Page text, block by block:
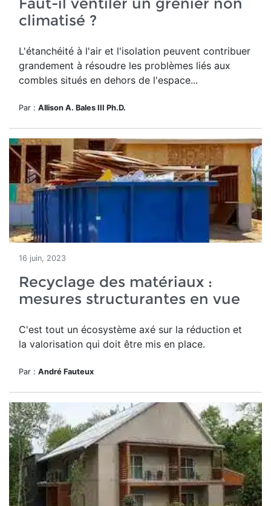
climatisé ?
L'étanchéité à l'air et l'isolation peuvent contribuer
grandement à résoudre les problèmes liés aux
combles situés en dehors de l'espace...
Par : Allison A. Bales III Ph.D.
16 juin, 2023
Recyclage des matériaux :
mesures structurantes en vue
C'est tout un écosystème axé sur la réduction et
la valorisation qui doit être mis en place.
Par : André Fauteux